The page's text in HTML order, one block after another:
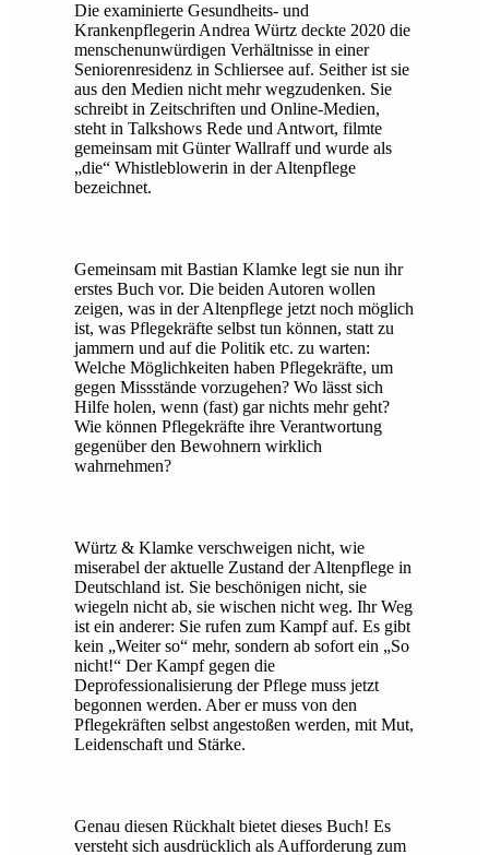
Die examinierte Gesundheits- und
Krankenpflegerin Andrea Würtz deckte 2020 die
menschenunwürdigen Verhältnisse in einer
Seniorenresidenz in Schliersee auf. Seither ist sie
aus den Medien nicht mehr wegzudenken. Sie
schreibt in Zeitschriften und Online-Medien,
steht in Talkshows Rede und Antwort, filmte
gemeinsam mit Günter Wallraff und wurde als
„die“ Whistleblowerin in der Altenpflege
bezeichnet.
Gemeinsam mit Bastian Klamke legt sie nun ihr
erstes Buch vor. Die beiden Autoren wollen
zeigen, was in der Altenpflege jetzt noch möglich
ist, was Pflegekräfte selbst tun können, statt zu
jammern und auf die Politik etc. zu warten:
Welche Möglichkeiten haben Pflegekräfte, um
gegen Missstände vorzugehen? Wo lässt sich
Hilfe holen, wenn (fast) gar nichts mehr geht?
Wie können Pflegekräfte ihre Verantwortung
gegenüber den Bewohnern wirklich
wahrnehmen?
Würtz & Klamke verschweigen nicht, wie
miserabel der aktuelle Zustand der Altenpflege in
Deutschland ist. Sie beschönigen nicht, sie
wiegeln nicht ab, sie wischen nicht weg. Ihr Weg
ist ein anderer: Sie rufen zum Kampf auf. Es gibt
kein „Weiter so“ mehr, sondern ab sofort ein „So
nicht!“ Der Kampf gegen die
Deprofessionalisierung der Pflege muss jetzt
begonnen werden. Aber er muss von den
Pflegekräften selbst angestoßen werden, mit Mut,
Leidenschaft und Stärke.
Genau diesen Rückhalt bietet dieses Buch! Es
versteht sich ausdrücklich als Aufforderung zum